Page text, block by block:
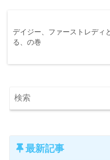
デイジー、ファーストレディ
る、の巻
最新記事